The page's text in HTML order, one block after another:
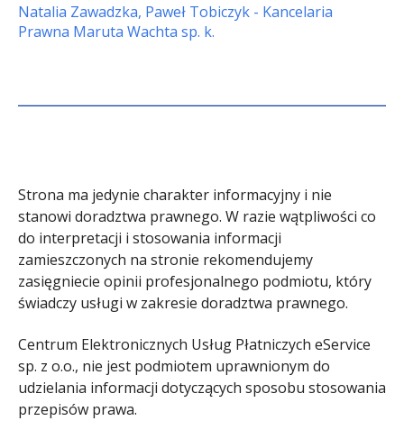
Natalia Zawadzka, Paweł Tobiczyk - Kancelaria
Prawna Maruta Wachta sp. k.
Strona ma jedynie charakter informacyjny i nie
stanowi doradztwa prawnego. W razie wątpliwości co
do interpretacji i stosowania informacji
zamieszczonych na stronie rekomendujemy
zasięgniecie opinii profesjonalnego podmiotu, który
świadczy usługi w zakresie doradztwa prawnego.
Centrum Elektronicznych Usług Płatniczych eService
sp. z o.o., nie jest podmiotem uprawnionym do
udzielania informacji dotyczących sposobu stosowania
przepisów prawa.